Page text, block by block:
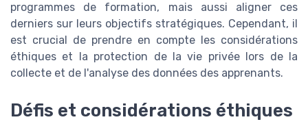
programmes de formation, mais aussi aligner ces
derniers sur leurs objectifs stratégiques. Cependant, il
est crucial de prendre en compte les considérations
éthiques et la protection de la vie privée lors de la
collecte et de l'analyse des données des apprenants.
Défis et considérations éthiques